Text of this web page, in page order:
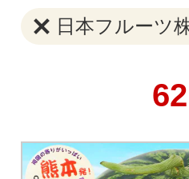
日本フルーツ
62